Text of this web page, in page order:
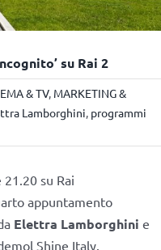
su Rai 2
& TV, MARKETING &
Lamborghini, programmi
su Rai
appuntamento
Elettra Lamborghini e
Shine Italy.